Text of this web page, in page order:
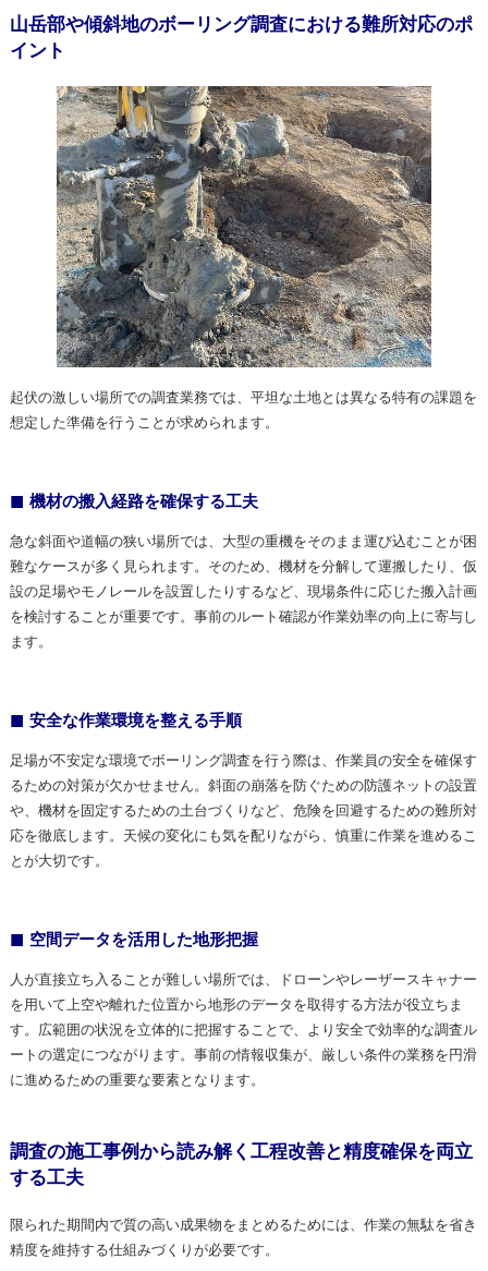
山岳部や傾斜地のボーリング調査における難所対応のポ
イント
起伏の激しい場所での調査業務では、平坦な土地とは異なる特有の課題を
想定した準備を行うことが求められます。
機材の搬入経路を確保する工夫
急な斜面や道幅の狭い場所では、大型の重機をそのまま運び込むことが困
難なケースが多く見られます。そのため、機材を分解して運搬したり、仮
設の足場やモノレールを設置したりするなど、現場条件に応じた搬入計画
を検討することが重要です。事前のルート確認が作業効率の向上に寄与し
ます。
安全な作業環境を整える手順
足場が不安定な環境でボーリング調査を行う際は、作業員の安全を確保す
るための対策が欠かせません。斜面の崩落を防ぐための防護ネットの設置
や、機材を固定するための土台づくりなど、危険を回避するための難所対
応を徹底します。天候の変化にも気を配りながら、慎重に作業を進めるこ
とが大切です。
空間データを活用した地形把握
人が直接立ち入ることが難しい場所では、ドローンやレーザースキャナー
を用いて上空や離れた位置から地形のデータを取得する方法が役立ちま
す。広範囲の状況を立体的に把握することで、より安全で効率的な調査ル
ートの選定につながります。事前の情報収集が、厳しい条件の業務を円滑
に進めるための重要な要素となります。
調査の施工事例から読み解く工程改善と精度確保を両立
する工夫
限られた期間内で質の高い成果物をまとめるためには、作業の無駄を省き
精度を維持する仕組みづくりが必要です。